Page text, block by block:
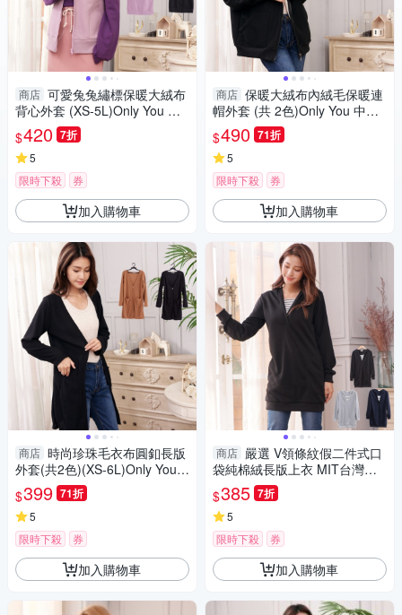
商店 可愛兔兔繡標保暖大絨布
背心外套 (XS-5L)Only You 中
大尺碼 MIT台灣製 【A5090】
$420 7折
5
限時下殺
券
加入購物車
商店 時尚珍珠毛衣布圓釦長版
外套(共2色)(XS-6L)Only You
中大尺碼 MIT台灣製【A365
9】
$399 71折
5
限時下殺
券
加入購物車
商店 保暖大絨布內絨毛保暖連
帽外套 (共 2色)Only You 中大
尺碼 MIT台灣製 A5089
$490 71折
5
限時下殺
券
加入購物車
商店 嚴選 V領條紋假二件式口
袋純棉絨長版上衣 MIT台灣製
【A3620】
$385 7折
5
限時下殺
券
加入購物車